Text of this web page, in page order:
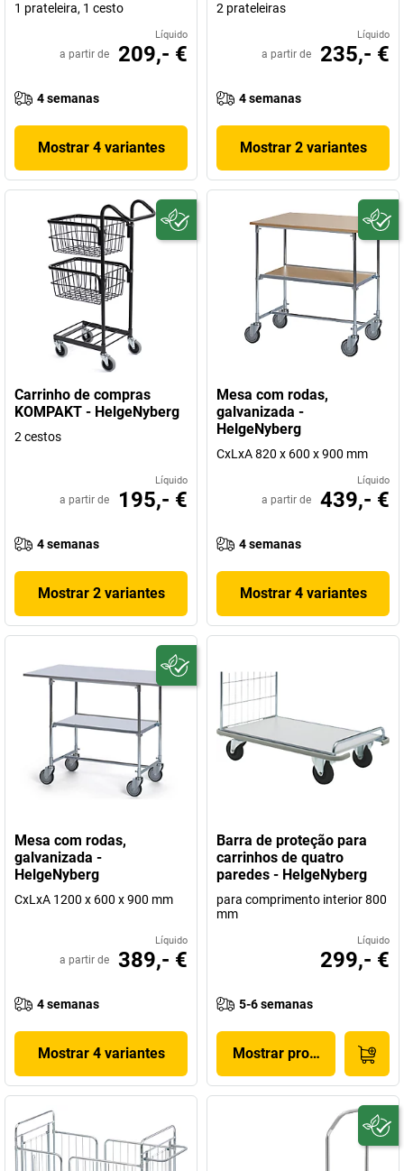
1 prateleira, 1 cesto
Líquido
a partir de 209,- €
4 semanas
Mostrar 4 variantes
2 prateleiras
Líquido
a partir de 235,- €
4 semanas
Mostrar 2 variantes
Carrinho de compras
KOMPAKT - HelgeNyberg
2 cestos
Líquido
a partir de 195,- €
4 semanas
Mostrar 2 variantes
Mesa com rodas,
galvanizada -
HelgeNyberg
CxLxA 820 x 600 x 900 mm
Líquido
a partir de 439,- €
4 semanas
Mostrar 4 variantes
Mesa com rodas,
galvanizada -
HelgeNyberg
CxLxA 1200 x 600 x 900 mm
Líquido
a partir de 389,- €
4 semanas
Mostrar 4 variantes
Barra de proteção para
carrinhos de quatro
paredes - HelgeNyberg
para comprimento interior 800
mm
Líquido
299,- €
5-6 semanas
Mostrar produto